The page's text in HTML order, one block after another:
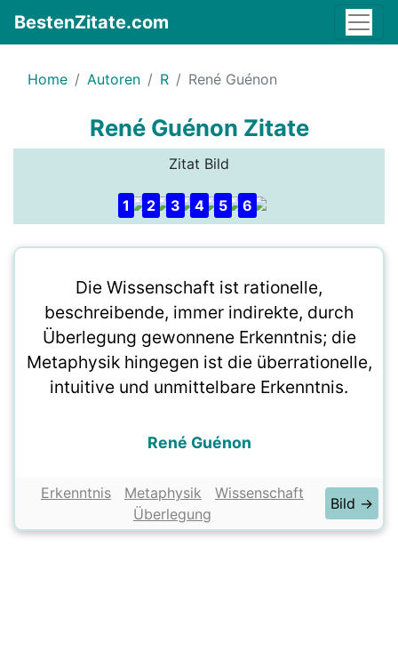
BestenZitate.com
Home Autoren R René Guénon
René Guénon Zitate
Zitat Bild
1 2 3 4 5 6
Die Wissenschaft ist rationelle,
beschreibende, immer indirekte, durch
Überlegung gewonnene Erkenntnis; die
Metaphysik hingegen ist die überrationelle,
intuitive und unmittelbare Erkenntnis.
René Guénon
Erkenntnis Metaphysik
Wissenschaft
Überlegung
Bild →